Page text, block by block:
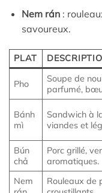
Nem rán:
savoureux.
PLAT
Pho
Soupe de
parfumé,
Bánh
mì
Sandwich à
viandes et
Bún
chả
Porc grillé,
aromatiques.
Nem
Rouleaux de